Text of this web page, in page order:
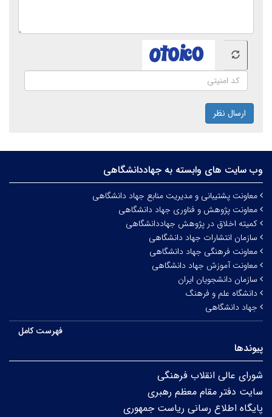
ارسال نظر
وب سایت های وابسته به جهاددانشگاهی
معاونت پشتیبانی و مدیریت منابع جهاد دانشگاهی
معاونت پژوهش و فناوری جهاد دانشگاهی
کمیته اخلاق در پژوهش جهاددانشگاهی
سازمان انتشارات جهاد دانشگاهی
معاونت فرهنگی جهاد دانشگاهی
معاونت آموزش جهاد دانشگاهی
سازمان دانشجویان ایران
دانشگاه علم و فرهنگ
جهاد دانشگاهی
فهرست کامل
پیوندها
شورای عالی انقلاب فرهنگی
سایت دفتر مقام معظم رهبری
پایگاه اطلاع رسانی ریاست جمهوری